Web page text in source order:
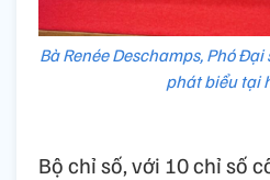
Bà Renée Deschamps, Phó
phát biểu tại
Bộ chỉ số, với 10 chỉ số